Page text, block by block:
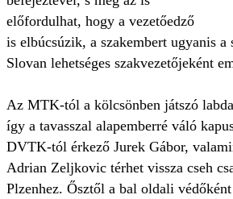
előfordulhat, hogy a vezetőedző
is elbúcsúzik, a szakembert ugyanis a
Slovan lehetséges szakvezetőjeként
Az MTK-tól a kölcsönben játszó
így a tavasszal alapemberré váló
DVTK-tól érkező Jurek Gábor,
Adrian Zeljkovic térhet vissza cseh
Plzenhez. Ősztől a bal oldali